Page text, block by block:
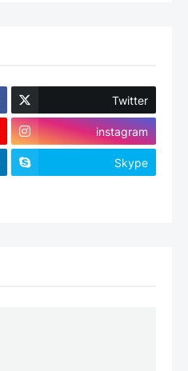
Twitter
instagram
Skype